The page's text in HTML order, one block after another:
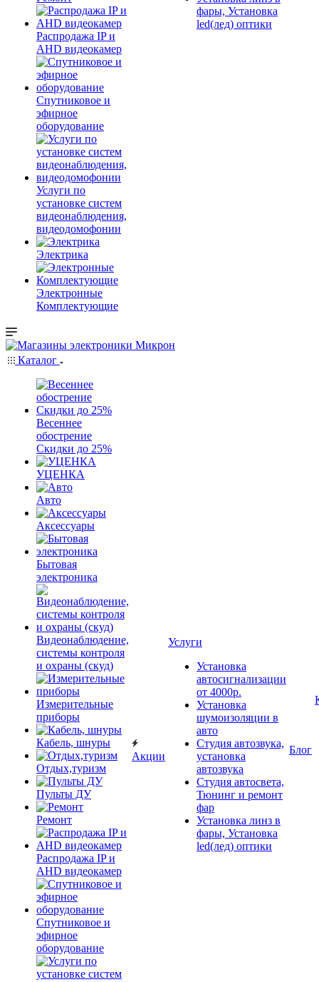
Распродажа IP и
AHD видеокамер
Спутниковое и
эфирное
оборудование
Услуги по
установке систем
видеонаблюдения,
видеодомофонии
Электрика
Электронные
Комплектующие
фары, Установка
led(лед) оптики
Каталог
Весеннее
обострение
Скидки до 25%
УЦЕНКА
Авто
Аксессуары
Бытовая
электроника
Видеонаблюдение,
системы контроля
и охраны (скуд)
Измерительные
приборы
Кабель, шнуры
Отдых,туризм
Пульты ДУ
Ремонт
Распродажа IP и
AHD видеокамер
Спутниковое и
эфирное
оборудование
Акции
Услуги
Установка
автосигнализации
от 4000р.
Установка
шумоизоляции в
авто
Студия автозвука,
установка
автозвука
Студия автосвета,
Тюнинг и ремонт
фар
Установка линз в
фары, Установка
led(лед) оптики
Блог